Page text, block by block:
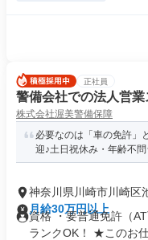
正社員
警備会社での法人営業
株式会社渥美警備保障
必要なのは「車の免許」
迎♪土日祝休み・年齢不
神奈川県川崎市川崎区
月給30万円以上
資格 ・要普通免許（
ランクOK！ ★このお仕